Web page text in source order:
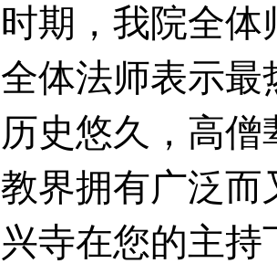
时期，我院全
全体法师表示
历史悠久，高
教界拥有广泛而
兴寺在您的主